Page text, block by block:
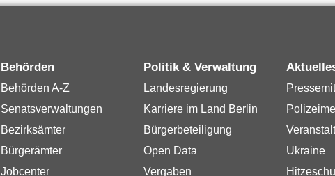
Behörden
Behörden A-Z
Senatsverwaltungen
Bezirksämter
Bürgerämter
Jobcenter
Politik & Verwaltung
Landesregierung
Karriere im Land Berlin
Bürgerbeteiligung
Open Data
Vergaben
Ukraine